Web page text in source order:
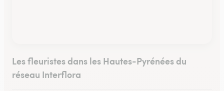
Les fleuristes dans les Hautes-Pyrénées du
réseau Interflora